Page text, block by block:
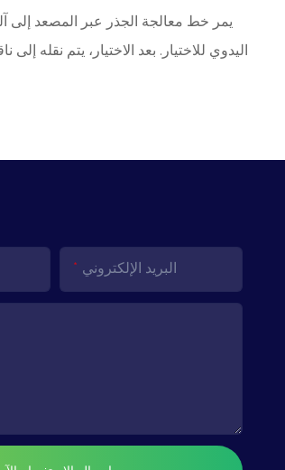
يمر خط معالجة الجذر عبر المصعد إلى
اليدوي للاختيار. بعد الاختيار، يتم نقله
البريد الإلكتروني